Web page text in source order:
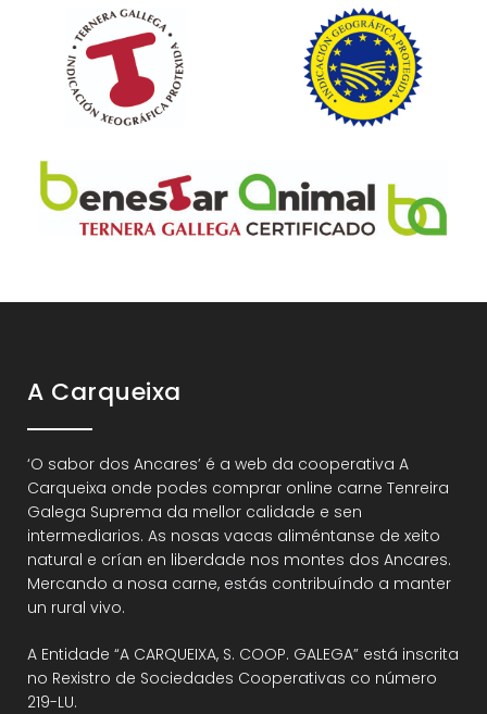
A Carqueixa
‘O sabor dos Ancares’ é a web da cooperativa A
Carqueixa onde podes comprar online carne Tenreira
Galega Suprema da mellor calidade e sen
intermediarios. As nosas vacas aliméntanse de xeito
natural e crían en liberdade nos montes dos Ancares.
Mercando a nosa carne, estás contribuíndo a manter
un rural vivo.
A Entidade “A CARQUEIXA, S. COOP. GALEGA” está inscrita
no Rexistro de Sociedades Cooperativas co número
219-LU.